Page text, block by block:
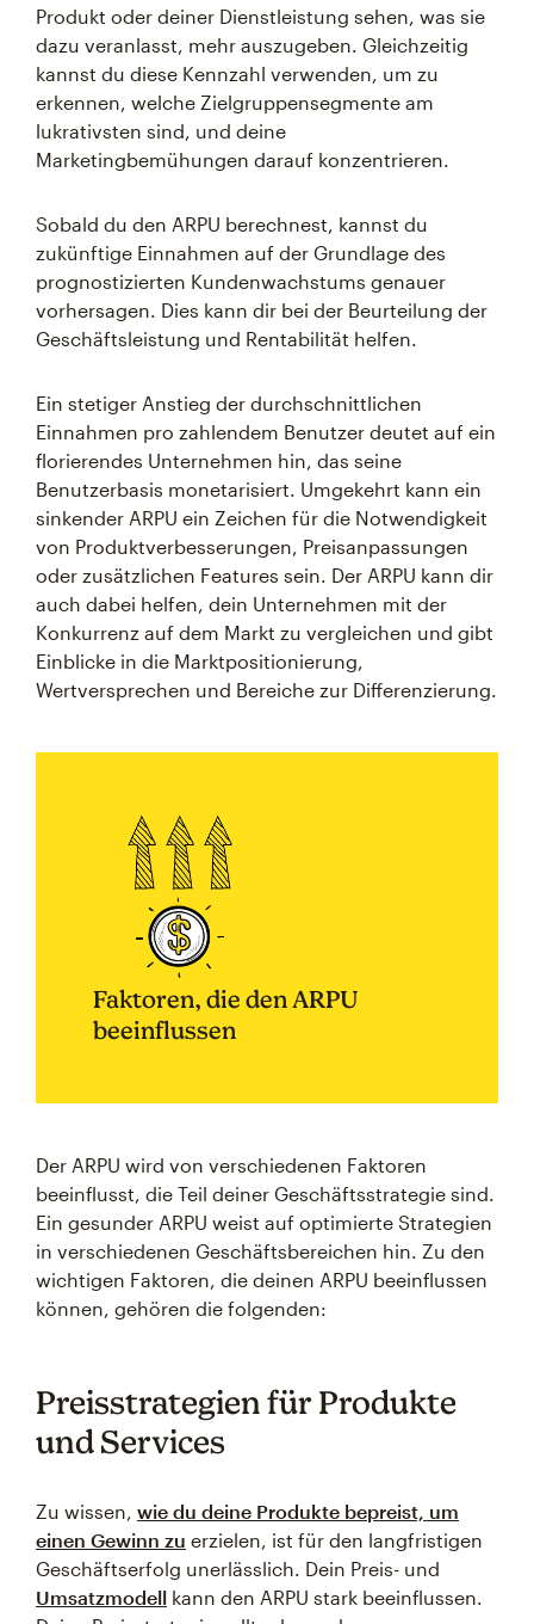
Produkt oder deiner Dienstleistung sehen, was sie
dazu veranlasst, mehr auszugeben. Gleichzeitig
kannst du diese Kennzahl verwenden, um zu
erkennen, welche Zielgruppensegmente am
lukrativsten sind, und deine
Marketingbemühungen darauf konzentrieren.
Sobald du den ARPU berechnest, kannst du
zukünftige Einnahmen auf der Grundlage des
prognostizierten Kundenwachstums genauer
vorhersagen. Dies kann dir bei der Beurteilung der
Geschäftsleistung und Rentabilität helfen.
Ein stetiger Anstieg der durchschnittlichen
Einnahmen pro zahlendem Benutzer deutet auf ein
florierendes Unternehmen hin, das seine
Benutzerbasis monetarisiert. Umgekehrt kann ein
sinkender ARPU ein Zeichen für die Notwendigkeit
von Produktverbesserungen, Preisanpassungen
oder zusätzlichen Features sein. Der ARPU kann dir
auch dabei helfen, dein Unternehmen mit der
Konkurrenz auf dem Markt zu vergleichen und gibt
Einblicke in die Marktpositionierung,
Wertversprechen und Bereiche zur Differenzierung.
Faktoren, die den ARPU
beeinflussen
Der ARPU wird von verschiedenen Faktoren
beeinflusst, die Teil deiner Geschäftsstrategie sind.
Ein gesunder ARPU weist auf optimierte Strategien
in verschiedenen Geschäftsbereichen hin. Zu den
wichtigen Faktoren, die deinen ARPU beeinflussen
können, gehören die folgenden:
Preisstrategien für Produkte
und Services
Zu wissen, wie du deine Produkte bepreist, um
einen Gewinn zu erzielen, ist für den langfristigen
Geschäftserfolg unerlässlich. Dein Preis- und
Umsatzmodell kann den ARPU stark beeinflussen.